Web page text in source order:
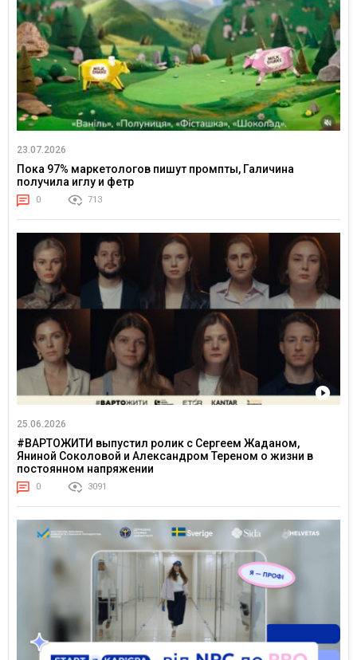
23.07.2026
Пока 97% маркетологов пишут промпты, Галичина
получила иглу и фетр
0 713
25.06.2026
#ВАРТОЖИТИ выпустил ролик с Сергеем Жаданом,
Яниной Соколовой и Александром Тереном о жизни в
постоянном напряжении
0 3091